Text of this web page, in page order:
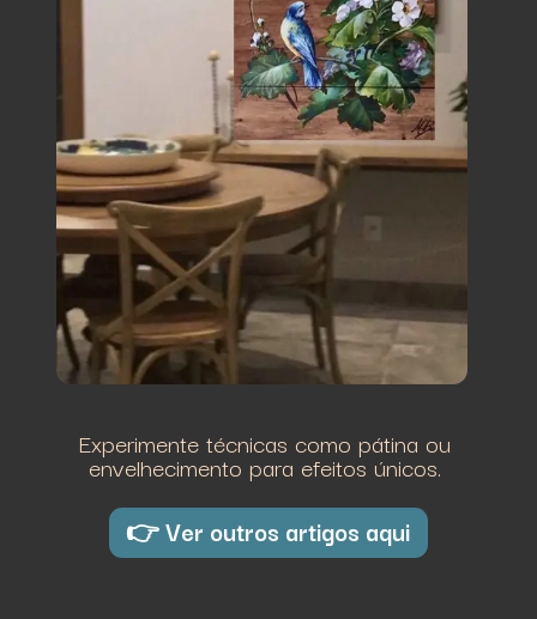
Experimente técnicas como pátina ou
envelhecimento para efeitos únicos.
👉 Ver outros artigos aqui